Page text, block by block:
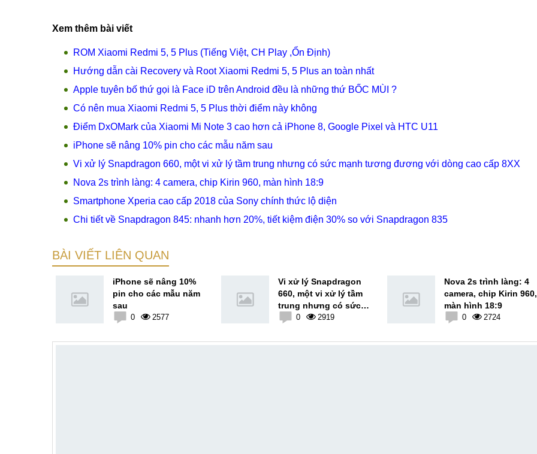
Xem thêm bài viết
ROM Xiaomi Redmi 5, 5 Plus (Tiếng Việt, CH Play ,Ổn Định)
Hướng dẫn cài Recovery và Root Xiaomi Redmi 5, 5 Plus an toàn nhất
Apple tuyên bố thứ gọi là Face iD trên Android đều là những thứ BỐC MÙI ?
Có nên mua Xiaomi Redmi 5, 5 Plus thời điểm này không
Điểm DxOMark của Xiaomi Mi Note 3 cao hơn cả iPhone 8, Google Pixel và HTC U11
iPhone sẽ nâng 10% pin cho các mẫu năm sau
Vi xử lý Snapdragon 660, một vi xử lý tầm trung nhưng có sức mạnh tương đương với dòng cao cấp 8XX
Nova 2s trình làng: 4 camera, chip Kirin 960, màn hình 18:9
Smartphone Xperia cao cấp 2018 của Sony chính thức lộ diện
Chi tiết về Snapdragon 845: nhanh hơn 20%, tiết kiệm điện 30% so với Snapdragon 835
BÀI VIẾT LIÊN QUAN
iPhone sẽ nâng 10%
pin cho các mẫu năm
sau
0 2577
Vi xử lý Snapdragon
660, một vi xử lý tầm
trung nhưng có sức
mạnh tương đương
0 2919
Nova 2s trình làng: 4
camera, chip Kirin 960,
màn hình 18:9
0 2724